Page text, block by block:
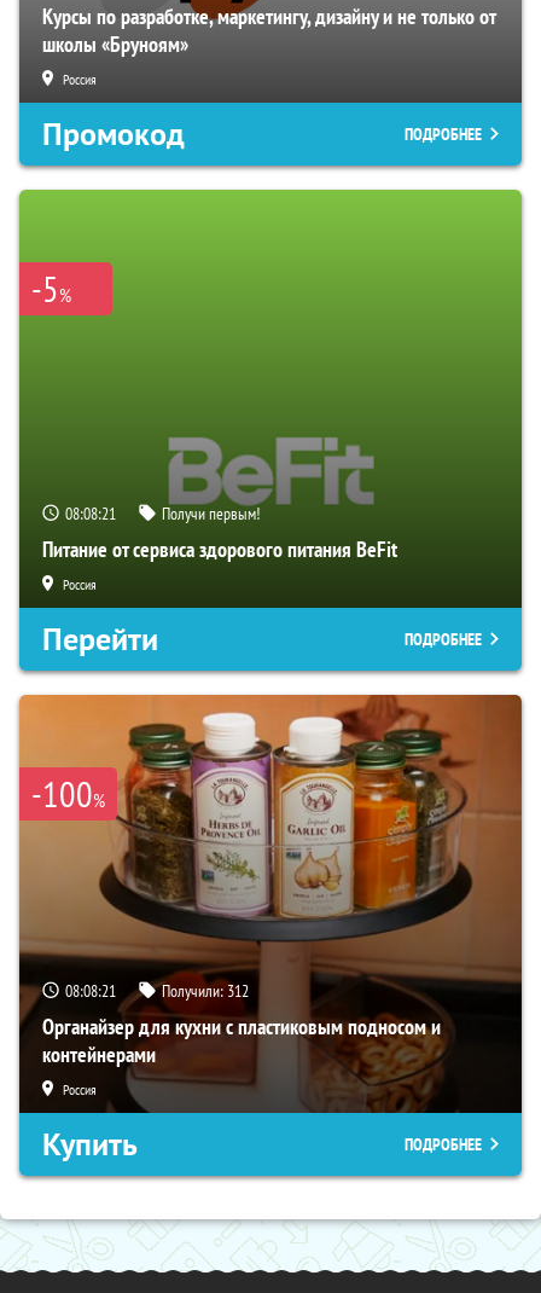
Курсы по разработке, маркетингу, дизайну и не только от
школы «Бруноям»
Россия
Промокод ПОДРОБНЕЕ
-5%
08:08:20 Получи первым!
Питание от сервиса здорового питания BeFit
Россия
Перейти ПОДРОБНЕЕ
-100%
08:08:20 Получили: 312
Органайзер для кухни с пластиковым подносом и
контейнерами
Россия
Купить ПОДРОБНЕЕ